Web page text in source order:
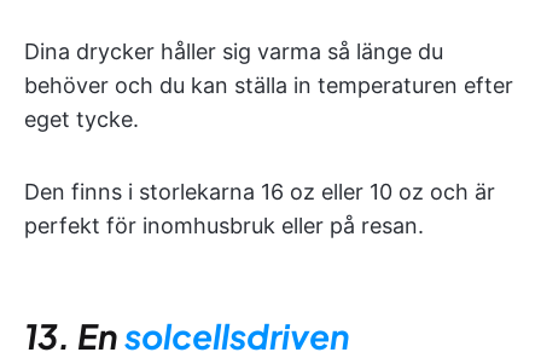
Dina drycker håller sig varma så länge du
behöver och du kan ställa in temperaturen efter
eget tycke.
Den finns i storlekarna 16 oz eller 10 oz och är
perfekt för inomhusbruk eller på resan.
13. Ensolcellsdriven